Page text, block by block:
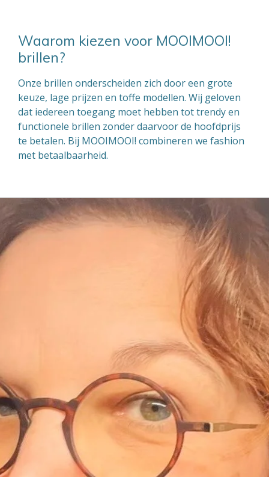
Waarom kiezen voor MOOIMOOI!
brillen?
Onze brillen onderscheiden zich door een grote
keuze, lage prijzen en toffe modellen. Wij geloven
dat iedereen toegang moet hebben tot trendy en
functionele brillen zonder daarvoor de hoofdprijs
te betalen. Bij MOOIMOOI! combineren we fashion
met betaalbaarheid.